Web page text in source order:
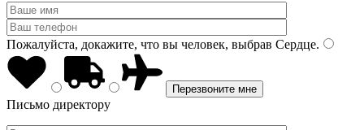
Пожалуйста, докажите, что вы человек, выбрав Сердце.
Письмо директору